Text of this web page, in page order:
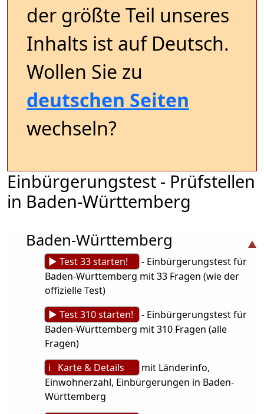
der größte Teil unseres
Inhalts ist auf Deutsch.
Wollen Sie zu
deutschen Seiten
wechseln?
Einbürgerungstest - Prüfstellen
in Baden-Württemberg
Baden-Württemberg
► Test 33 starten!
- Einbürgerungstest für
Baden-Württemberg mit 33 Fragen (wie der
offizielle Test)
► Test 310 starten!
- Einbürgerungstest für
Baden-Württemberg mit 310 Fragen (alle
Fragen)
ℹ Karte & Details
mit Länderinfo,
Einwohnerzahl, Einbürgerungen in Baden-
Württemberg